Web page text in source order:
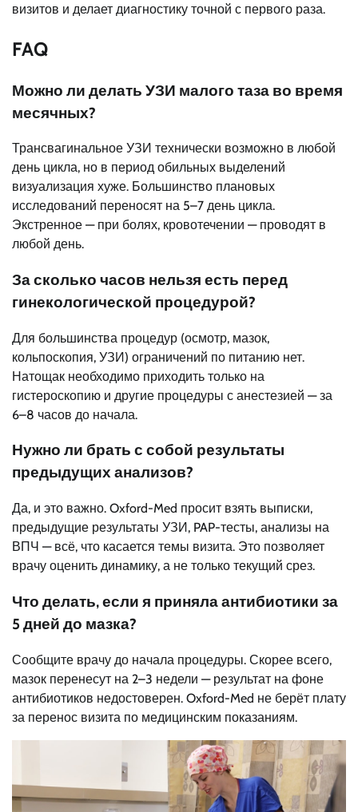
визитов и делает диагностику точной с первого раза.
FAQ
Можно ли делать УЗИ малого таза во время
месячных?
Трансвагинальное УЗИ технически возможно в любой
день цикла, но в период обильных выделений
визуализация хуже. Большинство плановых
исследований переносят на 5–7 день цикла.
Экстренное — при болях, кровотечении — проводят в
любой день.
За сколько часов нельзя есть перед
гинекологической процедурой?
Для большинства процедур (осмотр, мазок,
кольпоскопия, УЗИ) ограничений по питанию нет.
Натощак необходимо приходить только на
гистероскопию и другие процедуры с анестезией — за
6–8 часов до начала.
Нужно ли брать с собой результаты
предыдущих анализов?
Да, и это важно. Oxford-Med просит взять выписки,
предыдущие результаты УЗИ, PAP-тесты, анализы на
ВПЧ — всё, что касается темы визита. Это позволяет
врачу оценить динамику, а не только текущий срез.
Что делать, если я приняла антибиотики за
5 дней до мазка?
Сообщите врачу до начала процедуры. Скорее всего,
мазок перенесут на 2–3 недели — результат на фоне
антибиотиков недостоверен. Oxford-Med не берёт плату
за перенос визита по медицинским показаниям.